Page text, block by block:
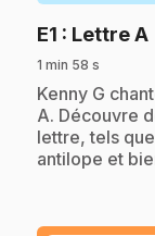
E1 : Lettre A
1 min 58 s
.Kenny G
A. Découvre
lettre, tels
antilope et